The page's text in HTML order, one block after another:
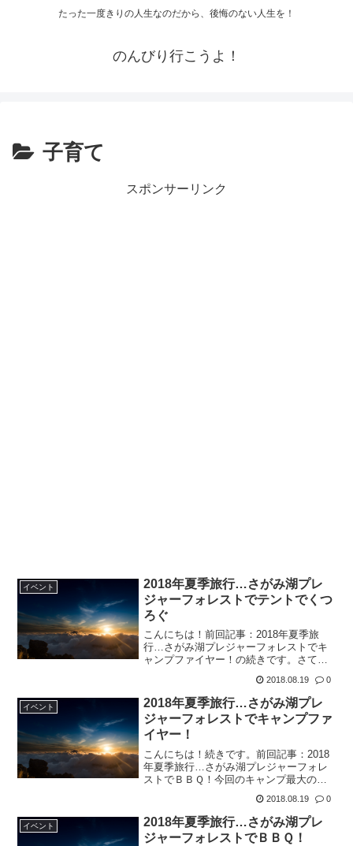
たった一度きりの人生なのだから、後悔のない人生を！
のんびり行こうよ！
子育て
スポンサーリンク
イベント
2018年夏季旅行…さがみ湖プレ
ジャーフォレストでテントでくつ
ろぐ
こんにちは！前回記事：2018年夏季旅
行…さがみ湖プレジャーフォレストでキ
ャンプファイヤー！の続きです。さてお
り、、テントだと思ったら、花火だった
（笑）キャンプファイヤーが終わると、
持参した花火をする時間です...
2018.08.19 0
イベント
2018年夏季旅行…さがみ湖プレ
ジャーフォレストでキャンプファ
イヤー！
こんにちは！続きです。前回記事：2018
年夏季旅行…さがみ湖プレジャーフォレ
ストでＢＢＱ！今回のキャンプ最大のお
ァイヤー♪今年は、夕方の雷もあり、開催
が危ぶまれたそうですが、、スタッフの
方もわかっています...
2018.08.19 0
イベント
2018年夏季旅行…さがみ湖プレ
ジャーフォレストでＢＢＱ！